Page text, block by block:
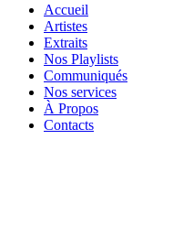
Accueil
Artistes
Extraits
Nos Playlists
Communiqués
Nos services
À Propos
Contacts